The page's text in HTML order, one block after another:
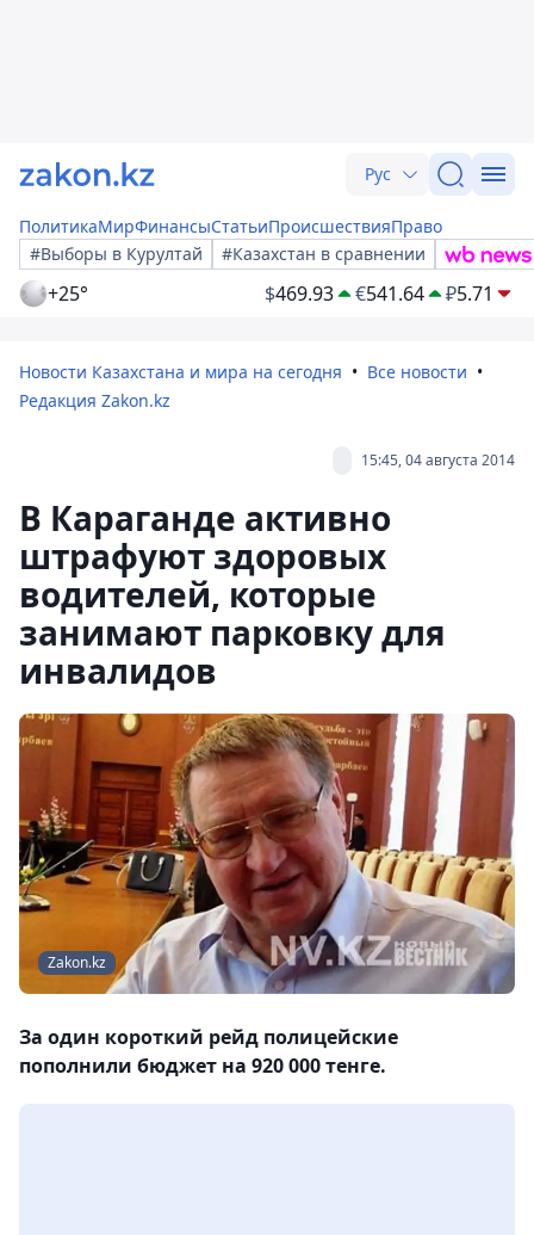
Рус
ПолитикаМирФинансыСтатьиПроисшествияПраво
#Выборы в Курултай
#Казахстан в сравнении
+25° $469.93 €541.64 ₽5.71
Новости Казахстана и мира на сегодня
Все новости
Редакция Zakon.kz
15:45, 04 августа 2014
В Караганде активно
штрафуют здоровых
водителей, которые
занимают парковку для
инвалидов
Zakon.kz
За один короткий рейд полицейские
пополнили бюджет на 920 000 тенге.